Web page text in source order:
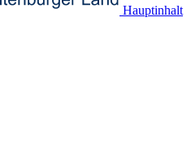
Hauptinhalt